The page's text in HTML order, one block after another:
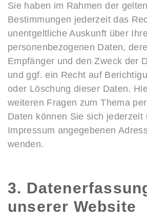
Sie haben im Rahmen der
Bestimmungen jederzeit das
unentgeltliche Auskunft über
personenbezogenen Daten,
Empfänger und den Zweck der
und ggf. ein Recht auf
oder Löschung dieser Daten.
weiteren Fragen zum Thema
Daten können Sie sich jederzeit
Impressum angegebenen
wenden.
3.
unserer Website